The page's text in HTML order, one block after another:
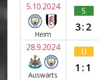
5.10.2024
Heim
S
3:2
28.9.2024
Auswärts
U
1:1